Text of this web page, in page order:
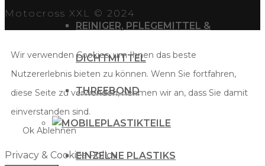
REINIGER, PFLEGEMITTEL &
DICHTMITTEL
THREEBOND
PLASTIKTEILE
EINZELNE PLASTIKS
Motocross XXL © 2024
Wir verwenden Cookies, um Ihnen das beste
Nutzererlebnis bieten zu können. Wenn Sie fortfahren,
diese Seite zu verwenden, nehmen wir an, dass Sie damit
einverstanden sind.
Ok Ablehnen
Privacy & Cookies Policy